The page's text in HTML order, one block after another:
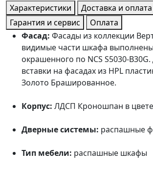
Характеристики
Доставка и оплата
Гарантия и сервис
Оплата
Фасад: Фасады из коллекции
видимые части шкафа
окрашенного по NCS S5030-
вставки на фасадах из HPL
Золото Брашированное.
Корпус: ЛДСП Кроношпан в
Дверные системы: распашные
Тип мебели: распашные шкафы